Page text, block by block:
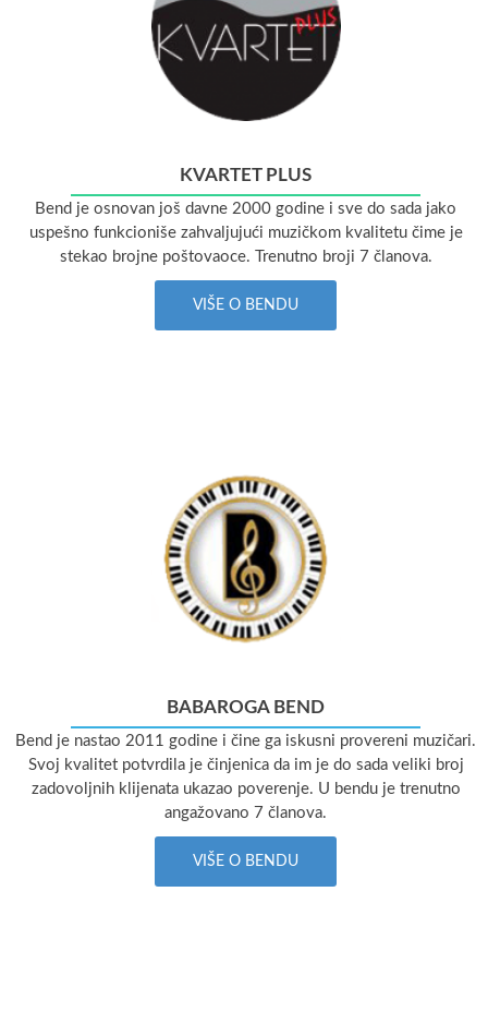
KVARTET PLUS
Bend je osnovan još davne 2000 godine i sve do sada jako
uspešno funkcioniše zahvaljujući muzičkom kvalitetu čime je
stekao brojne poštovaoce. Trenutno broji 7 članova.
VIŠE O BENDU
BABAROGA BEND
Bend je nastao 2011 godine i čine ga iskusni provereni muzičari.
Svoj kvalitet potvrdila je činjenica da im je do sada veliki broj
zadovoljnih klijenata ukazao poverenje. U bendu je trenutno
angažovano 7 članova.
VIŠE O BENDU